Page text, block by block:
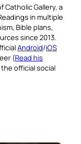
Catholic Gallery, a
in multiple
Bible plans,
since 2013.
Android/iOS
(Read his
official social